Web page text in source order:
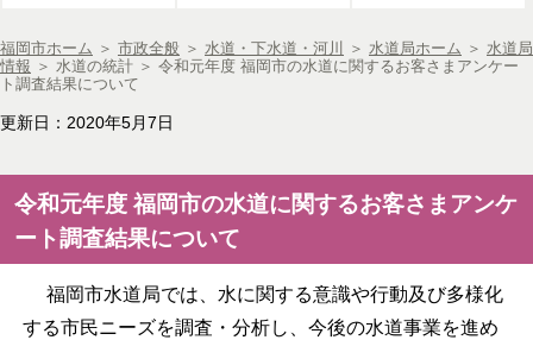
福岡市ホーム ＞ 市政全般 ＞ 水道・下水道・河川 ＞ 水道局ホーム ＞ 水道局
情報 ＞ 水道の統計 ＞ 令和元年度 福岡市の水道に関するお客さまアンケー
ト調査結果について
更新日：2020年5月7日
令和元年度 福岡市の水道に関するお客さまアンケ
ート調査結果について
福岡市水道局では、水に関する意識や行動及び多様化
する市民ニーズを調査・分析し、今後の水道事業を進め